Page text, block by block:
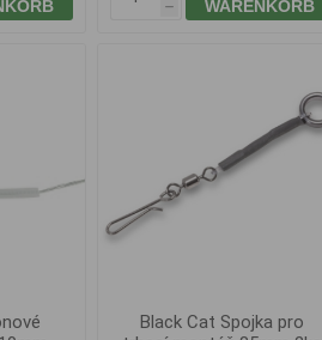
h
WARENKORB
Black Cat Spojka pro